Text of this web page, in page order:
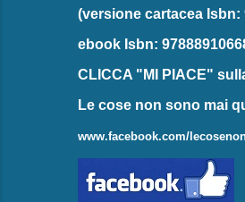
(versione cartacea Isbn:
ebook Isbn:
CLICCA "MI PIACE"
Le cose non sono mai
www.facebook.com/